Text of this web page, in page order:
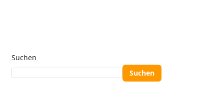
Suchen
Suchen